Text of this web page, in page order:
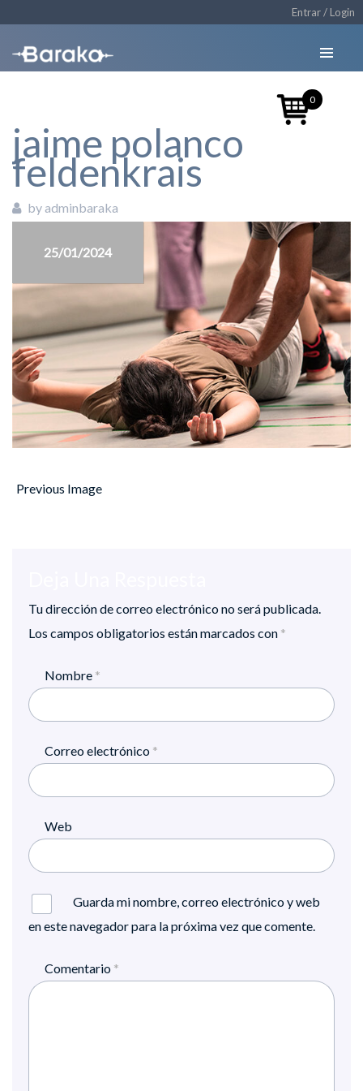
Entrar / Login
jaime polanco
feldenkrais
by adminbaraka
25/01/2024
Previous Image
Tu dirección de correo electrónico no será publicada.
Los campos obligatorios están marcados con *
Nombre *
Correo electrónico *
Web
Guarda mi nombre, correo electrónico y web
en este navegador para la próxima vez que comente.
Comentario *
0